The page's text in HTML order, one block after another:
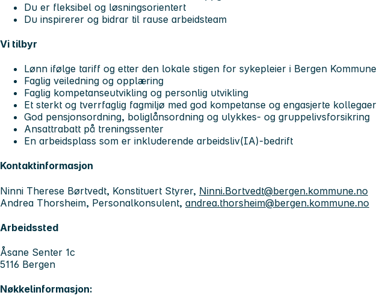
Du er fleksibel og løsningsorientert
Du inspirerer og bidrar til rause arbeidsteam
Vi tilbyr
Lønn ifølge tariff og etter den lokale stigen for sykepleier i Bergen Kommune
Faglig veiledning og opplæring
Faglig kompetanseutvikling og personlig utvikling
Et sterkt og tverrfaglig fagmiljø med god kompetanse og engasjerte kollegaer
God pensjonsordning, boliglånsordning og ulykkes- og gruppelivsforsikring
Ansattrabatt på treningssenter
En arbeidsplass som er inkluderende arbeidsliv(IA)-bedrift
Kontaktinformasjon
Ninni Therese Børtvedt, Konstituert Styrer, Ninni.Bortvedt@bergen.kommune.no
Andrea Thorsheim, Personalkonsulent, andrea.thorsheim@bergen.kommune.no
Arbeidssted
Åsane Senter 1c
5116 Bergen
Nøkkelinformasjon: